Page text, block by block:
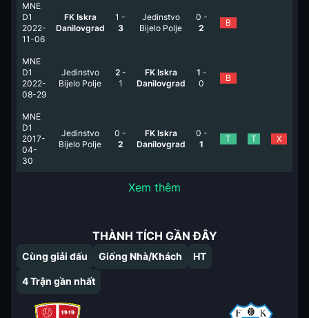
MNE
D1
2022-
11-06
FK Iskra
Danilovgrad
1 -
3
Jedinstvo
Bijelo Polje
0 -
2
B
MNE
D1
2022-
08-29
Jedinstvo
Bijelo Polje
2-
1
FK Iskra
Danilovgrad
1 -
0
B
MNE
D1
2017-
04-
30
Jedinstvo
Bijelo Polje
0 -
2
FK Iskra
Danilovgrad
0 -
1
T T X
Xem thêm
THÀNH TÍCH GẦN ĐÂY
Cùng giải đấu Giống Nhà/Khách HT
4Trận gần nhất